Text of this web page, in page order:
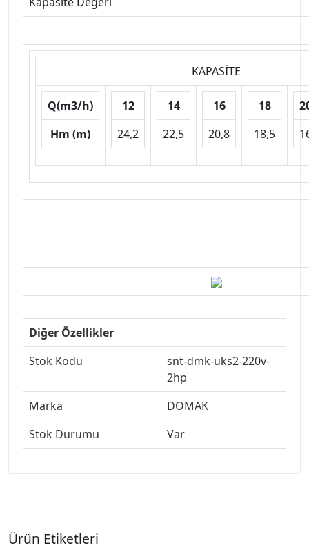
KAPASİTE
Q(m3/h)
Hm (m)
12
24,2
14
22,5
16
20,8
18
18,5
Diğer Özellikler
Stok Kodu
snt-dmk-uks2-220v-
2hp
Marka
DOMAK
Stok Durumu
Var
Ürün Etiketleri